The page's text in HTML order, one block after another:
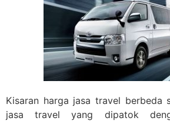
Kisaran harga jasa travel berbeda
jasa travel yang dipatok